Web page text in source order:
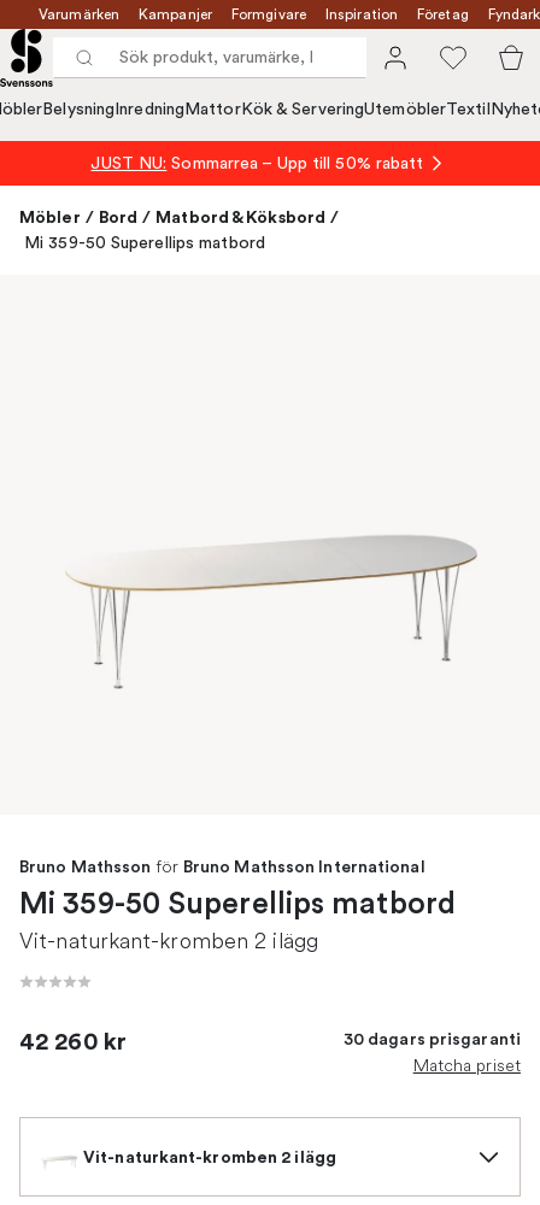
Varumärken Kampanjer Formgivare Inspiration Företag
Belysning Inredning MattorKök & ServeringUtemöblerTextil
JUST NU: Sommarrea – Upp till 50% rabatt
Möbler / Bord / Matbord & Köksbord /
Mi 359-50 Superellips matbord
Bruno Mathsson för Bruno Mathsson International
Mi 359-50 Superellips matbord
Vit-naturkant-kromben 2 ilägg
42 260 kr 30 dagars prisgaranti
Matcha priset
Vit-naturkant-kromben 2 ilägg